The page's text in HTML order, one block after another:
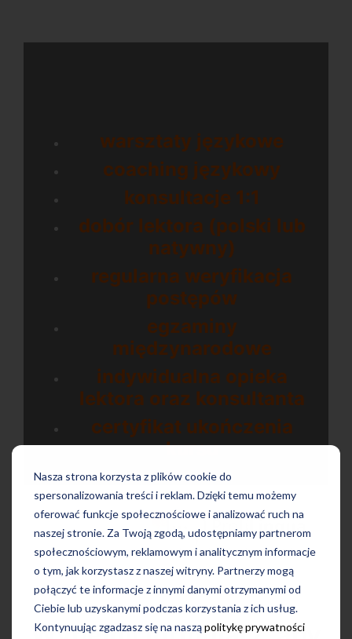
Nasza strona korzysta z plików cookie do
spersonalizowania treści i reklam. Dzięki temu możemy
oferować funkcje społecznościowe i analizować ruch na
naszej stronie. Za Twoją zgodą, udostępniamy partnerom
społecznościowym, reklamowym i analitycznym informacje
o tym, jak korzystasz z naszej witryny. Partnerzy mogą
połączyć te informacje z innymi danymi otrzymanymi od
Ciebie lub uzyskanymi podczas korzystania z ich usług.
Kontynuując zgadzasz się na nasząpolitykę prywatności
warsztaty językowe
coaching językowy
konsultacje 1:1
dobór lektora (polski lub
natywny)
regularna weryfikacja
postępów
egzaminy
międzynarodowe
indywidualna opieka
lektora oraz konsultanta
certyfikat ukończenia
kursu